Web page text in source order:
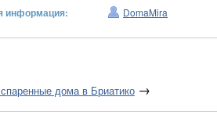
информация: DomaMira
дома в Бриатико →